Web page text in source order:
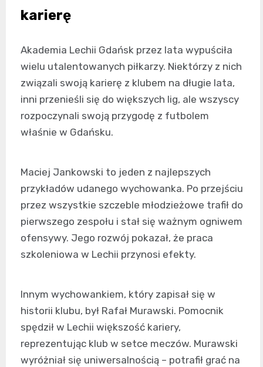
karierę
Akademia Lechii Gdańsk przez lata wypuściła
wielu utalentowanych piłkarzy. Niektórzy z nich
związali swoją karierę z klubem na długie lata,
inni przenieśli się do większych lig, ale wszyscy
rozpoczynali swoją przygodę z futbolem
właśnie w Gdańsku.
Maciej Jankowski to jeden z najlepszych
przykładów udanego wychowanka. Po przejściu
przez wszystkie szczeble młodzieżowe trafił do
pierwszego zespołu i stał się ważnym ogniwem
ofensywy. Jego rozwój pokazał, że praca
szkoleniowa w Lechii przynosi efekty.
Innym wychowankiem, który zapisał się w
historii klubu, był Rafał Murawski. Pomocnik
spędził w Lechii większość kariery,
reprezentując klub w setce meczów. Murawski
wyróżniał się uniwersalnością – potrafił grać na